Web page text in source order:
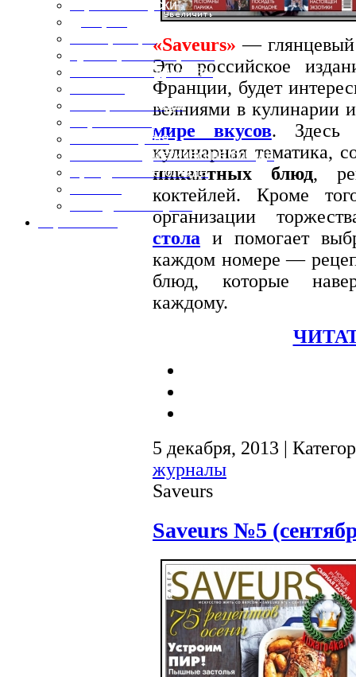
Горячие закуски
Кулинарные хитрости
Маленьким гурманам
Овощные блюда
Полевая кухня
Постные и диетические блюда
Праздничные блюда
Холодные закуски
«Saveurs» —
Это российское
Франции, будет
веяниями в кулинарии
мире вкусов. Здесь
кулинарная тематика,
пикантных блюд,
коктейлей. Кроме
организации
стола и помогает
каждом номере —
блюд, которые
каждому.
5 декабря, 2013 |
журналы
Saveurs
Savеurs №5